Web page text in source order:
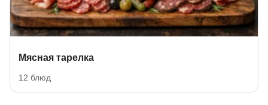
Мясная тарелка
12 блюд